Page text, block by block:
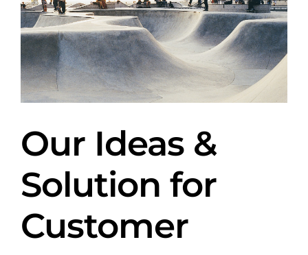
Our Ideas &
Solution for
Customer